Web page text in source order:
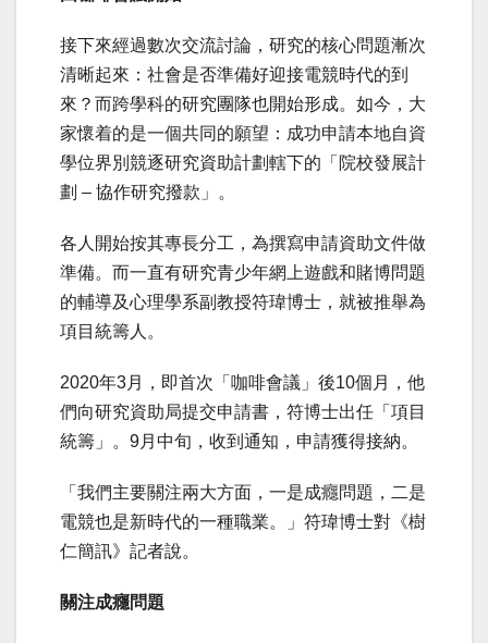
接下來經過數次交流討論，研究的核心問題漸次
清晰起來：社會是否準備好迎接電競時代的到
來？而跨學科的研究團隊也開始形成。如今，大
家懷着的是一個共同的願望：成功申請本地自資
學位界別競逐研究資助計劃轄下的「院校發展計
劃 – 協作研究撥款」。
各人開始按其專長分工，為撰寫申請資助文件做
準備。而一直有研究青少年網上遊戲和賭博問題
的輔導及心理學系副教授符瑋博士，就被推舉為
項目統籌人。
2020年3月，即首次「咖啡會議」後10個月，他
們向研究資助局提交申請書，符博士出任「項目
統籌」。9月中旬，收到通知，申請獲得接納。
「我們主要關注兩大方面，一是成癮問題，二是
電競也是新時代的一種職業。」符瑋博士對《樹
仁簡訊》記者說。
關注成癮問題